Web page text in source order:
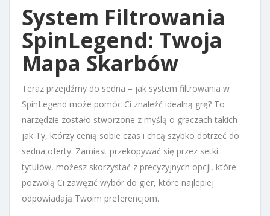
System Filtrowania
SpinLegend: Twoja
Mapa Skarbów
Teraz przejdźmy do sedna – jak system filtrowania w
SpinLegend może pomóc Ci znaleźć idealną grę? To
narzędzie zostało stworzone z myślą o graczach takich
jak Ty, którzy cenią sobie czas i chcą szybko dotrzeć do
sedna oferty. Zamiast przekopywać się przez setki
tytułów, możesz skorzystać z precyzyjnych opcji, które
pozwolą Ci zawęzić wybór do gier, które najlepiej
odpowiadają Twoim preferencjom.